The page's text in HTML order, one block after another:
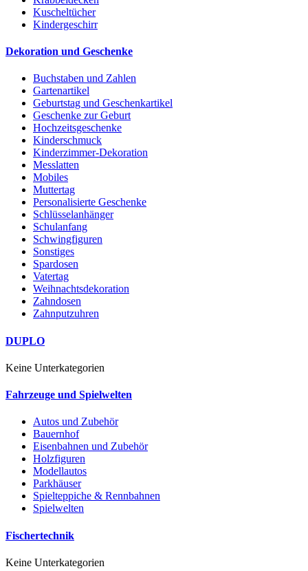
Kuscheltücher
Kindergeschirr
Dekoration und Geschenke
Buchstaben und Zahlen
Gartenartikel
Geburtstag und Geschenkartikel
Geschenke zur Geburt
Hochzeitsgeschenke
Kinderschmuck
Kinderzimmer-Dekoration
Messlatten
Mobiles
Muttertag
Personalisierte Geschenke
Schlüsselanhänger
Schulanfang
Schwingfiguren
Sonstiges
Spardosen
Vatertag
Weihnachtsdekoration
Zahndosen
Zahnputzuhren
DUPLO
Keine Unterkategorien
Fahrzeuge und Spielwelten
Autos und Zubehör
Bauernhof
Eisenbahnen und Zubehör
Holzfiguren
Modellautos
Parkhäuser
Spielteppiche & Rennbahnen
Spielwelten
Fischertechnik
Keine Unterkategorien